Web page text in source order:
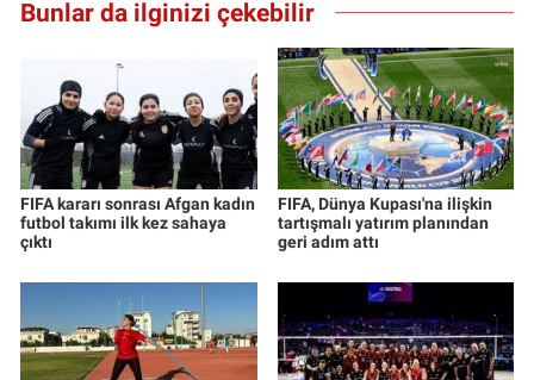
Bunlar da ilginizi çekebilir
FIFA kararı sonrası Afgan kadın
futbol takımı ilk kez sahaya
çıktı
FIFA, Dünya Kupası'na ilişkin
tartışmalı yatırım planından
geri adım attı